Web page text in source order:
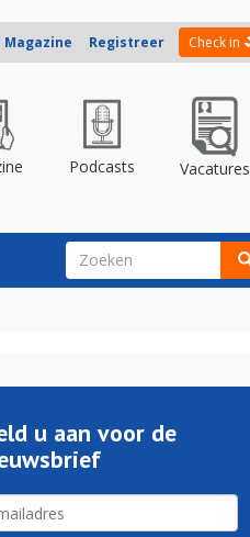
Registreer Check in
Podcasts Vacatures
ZOEKVELD
u aan voor de